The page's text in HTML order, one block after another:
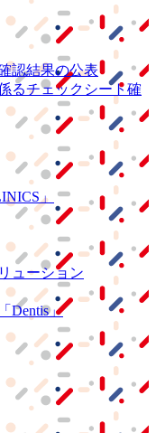
認結果の公表
るチェックシート確
」
ューション
「Dentis」